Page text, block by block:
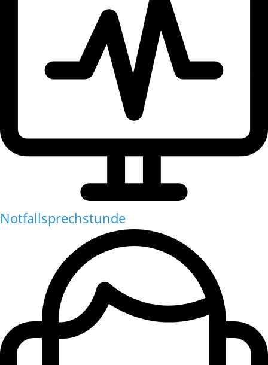
Notfallsprechstunde